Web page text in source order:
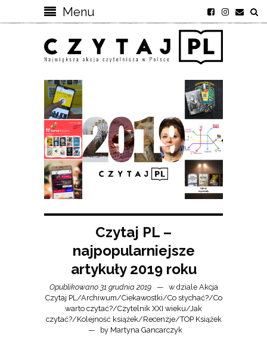
Menu
Czytaj PL –
najpopularniejsze
artykuły 2019 roku
Opublikowano 31 grudnia 2019 w dziale Akcja
Czytaj PL/Archiwum/Ciekawostki/Co słychać?/Co
warto czytać?/Czytelnik XXI wieku/Jak
czytać?/Kolejność książek/Recenzje/TOP Książek
by Martyna Gancarczyk